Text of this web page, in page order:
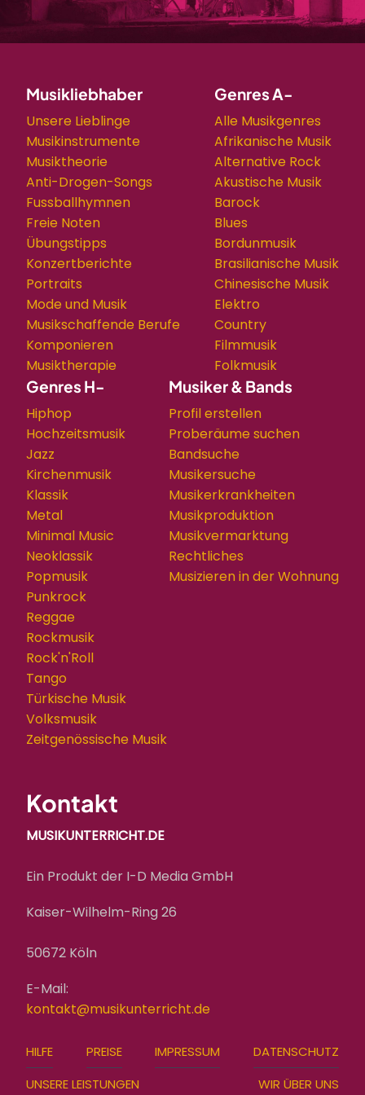
Musikliebhaber
Unsere Lieblinge
Musikinstrumente
Musiktheorie
Anti-Drogen-Songs
Fussballhymnen
Freie Noten
Übungstipps
Konzertberichte
Portraits
Mode und Musik
Musikschaffende Berufe
Komponieren
Musiktherapie
Genres A-
Alle Musikgenres
Afrikanische Musik
Alternative Rock
Akustische Musik
Barock
Blues
Bordunmusik
Brasilianische Musik
Chinesische Musik
Elektro
Country
Filmmusik
Folkmusik
Genres H-
Hiphop
Hochzeitsmusik
Jazz
Kirchenmusik
Klassik
Metal
Minimal Music
Neoklassik
Popmusik
Punkrock
Reggae
Rockmusik
Rock'n'Roll
Tango
Türkische Musik
Volksmusik
Zeitgenössische Musik
Musiker & Bands
Profil erstellen
Proberäume suchen
Bandsuche
Musikersuche
Musikerkrankheiten
Musikproduktion
Musikvermarktung
Rechtliches
Musizieren in der Wohnung
Kontakt
MUSIKUNTERRICHT.DE
Ein Produkt der I-D Media GmbH
Kaiser-Wilhelm-Ring 26
50672 Köln
E-Mail:
kontakt@musikunterricht.de
FOOTER
MENU
HILFE PREISE IMPRESSUM
DATENSCHUTZ
UNSERE LEISTUNGEN
WIR ÜBER UNS